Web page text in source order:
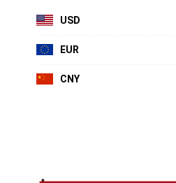
USD
EUR
CNY